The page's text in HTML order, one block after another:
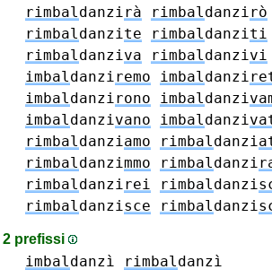
rimbaldanzirà rimbaldanzirò
rimbaldanzite rimbaldanziti
rimbaldanziva rimbaldanzivi
imbaldanziremo imbaldanzi
imbaldanzirono imbaldanzi
imbaldanzivano imbaldanzi
rimbaldanziamo rimbaldanzi
rimbaldanzimmo rimbaldanzi
rimbaldanzirei rimbaldanzi
rimbaldanzisce rimbaldanzi
2 prefissi
imbaldanzì rimbaldanzì